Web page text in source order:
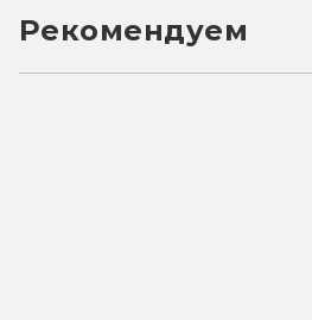
Рекомендуем